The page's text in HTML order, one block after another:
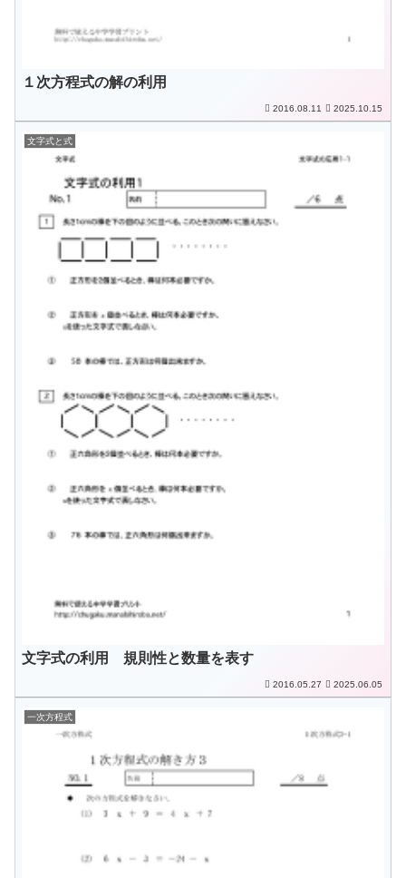
１次方程式の解の利用
2016.08.11 2025.10.15
文字式と式
文字式の利用 規則性と数量を表す
2016.05.27 2025.06.05
一次方程式